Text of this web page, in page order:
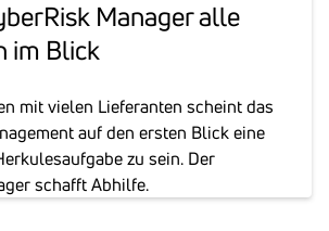
Manager alle
im Blick
mit vielen Lieferanten scheint das
auf den ersten Blick eine
zu sein. Der
schafft Abhilfe.